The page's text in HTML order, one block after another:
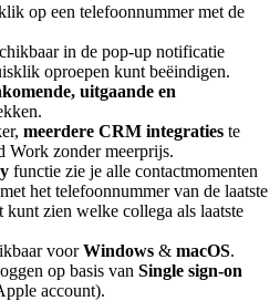
op een telefoonnummer met de
in de pop-up notificatie
oproepen kunt beëindigen.
uitgaande en
meerdere CRM integraties te
Work zonder meerprijs.
functie zie je alle contactmomenten
het telefoonnummer van de laatste
kunt zien welke collega als laatste
voorWindows & macOS.
op basis van Single sign-on
account).